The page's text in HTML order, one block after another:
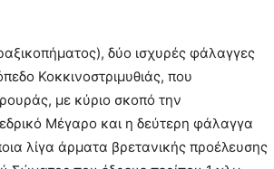
δύο ισχυρές φάλαγγες
Κοκκινοστριμυθιάς, που
με κύριο σκοπό την
Μέγαρο και η δεύτερη φάλαγγα
λίγα άρματα βρετανικής προέλευσης